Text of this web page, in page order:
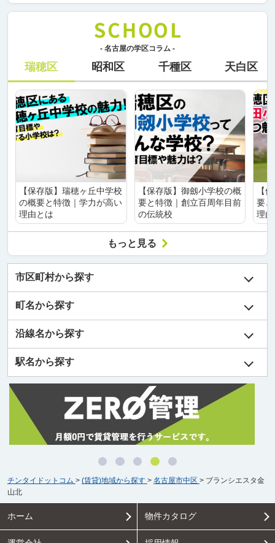
- 名古屋の学区コラム -
瑞穂区 昭和区 千種区 天白区
【保存版】瑞穂ヶ丘中学校
の概要と特徴｜学力が高い
理由とは
【保存版】御劔小学校の概
要と特徴｜創立百周年目前
の伝統校
【
要
理
もっと見る
市区町村から探す
町名から探す
沿線名から探す
駅名から探す
チンタイドットコム > (賃貸)地域から探す > 名古屋市中区 > ブランシエスタ金
山北
ホーム 物件カタログ